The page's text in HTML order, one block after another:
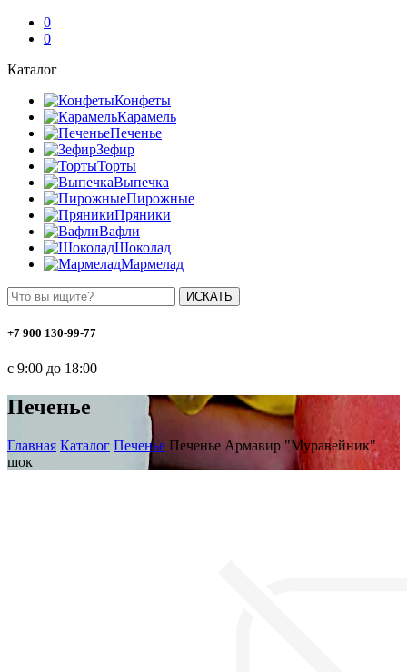
0
0
Каталог
Конфеты
Карамель
Печенье
Зефир
Торты
Выпечка
Пирожные
Пряники
Вафли
Шоколад
Мармелад
ИСКАТЬ
+7 900 130-99-77
с 9:00 до 18:00
Печенье
Главная Каталог Печенье Печенье Армавир "Муравейник"
шок